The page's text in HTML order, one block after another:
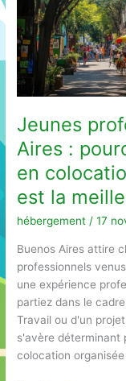
Jeunes
Aires :
en
est la
hébergement /17
Buenos Aires attire
professionnels
une expérience
partiez dans le
Travail ou d'un
s'avère déterminant
colocation